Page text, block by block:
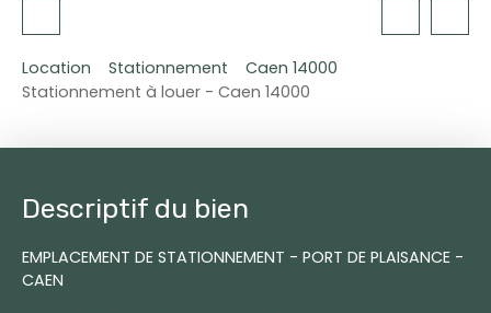
Location Stationnement
Caen 14000
Stationnement à louer - Caen 14000
Descriptif du bien
EMPLACEMENT DE STATIONNEMENT - PORT DE PLAISANCE -
CAEN